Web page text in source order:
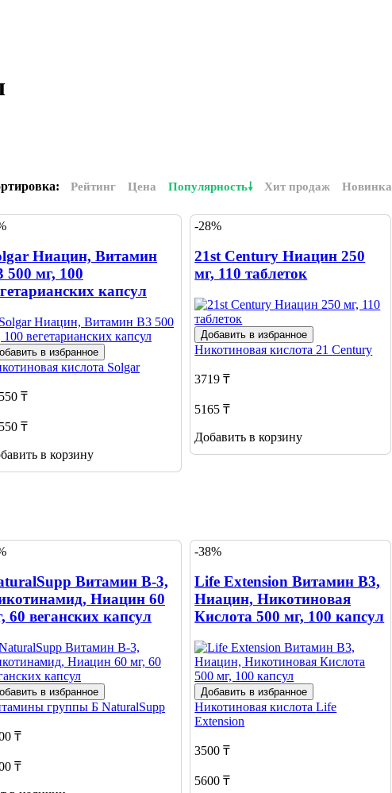
Рейтинг Цена Популярность Хит продаж Новинка
Ниацин, Витамин
500 мг, 100
капсул
в избранное
кислота Solgar
₸
₸
в корзину
-28%
21st Century Ниацин 250
мг, 110 таблеток
Добавить в избранное
Никотиновая кислота 21 Century
3719 ₸
5165 ₸
Добавить в корзину
Витамин В-3,
Ниацин 60
60 веганских капсул
в избранное
группы Б NaturalSupp
₸
₸
-38%
Life Extension Витамин В3,
Ниацин, Никотиновая
Кислота 500 мг, 100 капсул
Добавить в избранное
Никотиновая кислотаLife
Extension
3500 ₸
5600 ₸